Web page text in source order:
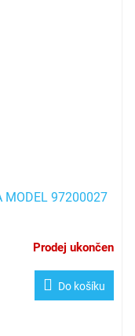
MODEL 97200027
Prodej ukončen
Do košíku